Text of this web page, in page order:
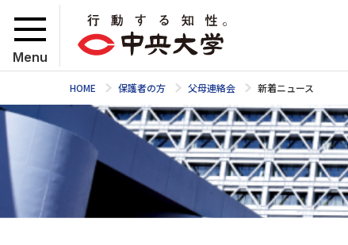
Menu
HOME 保護者の方 父母連絡会 新着ニュース